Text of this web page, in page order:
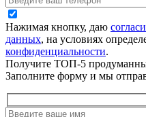
Нажимая кнопку, даю
данных, на условиях
конфиденциальности.
Получите ТОП-5
Заполните форму и мы